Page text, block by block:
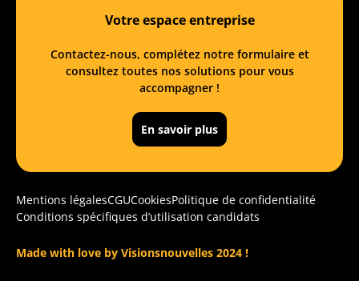
Votre espace entreprise
Contactez-nous, complétez notre formulaire et
consultez toutes nos solutions pour vous
accompagner !
En savoir plus
Mentions légalesCGUCookiesPolitique de confidentialité
Conditions spécifiques d’utilisation candidats
Made with love by Visionsnouvelles 2024 !